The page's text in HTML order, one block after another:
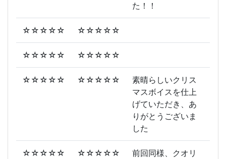
た！！
☆☆☆☆☆ ☆☆☆☆☆
☆☆☆☆☆ ☆☆☆☆☆
☆☆☆☆☆ ☆☆☆☆☆
素晴らしいクリス
マスボイスを仕上
げていただき、あ
りがとうございま
した
☆☆☆☆☆ ☆☆☆☆☆
前回同様、クオリ